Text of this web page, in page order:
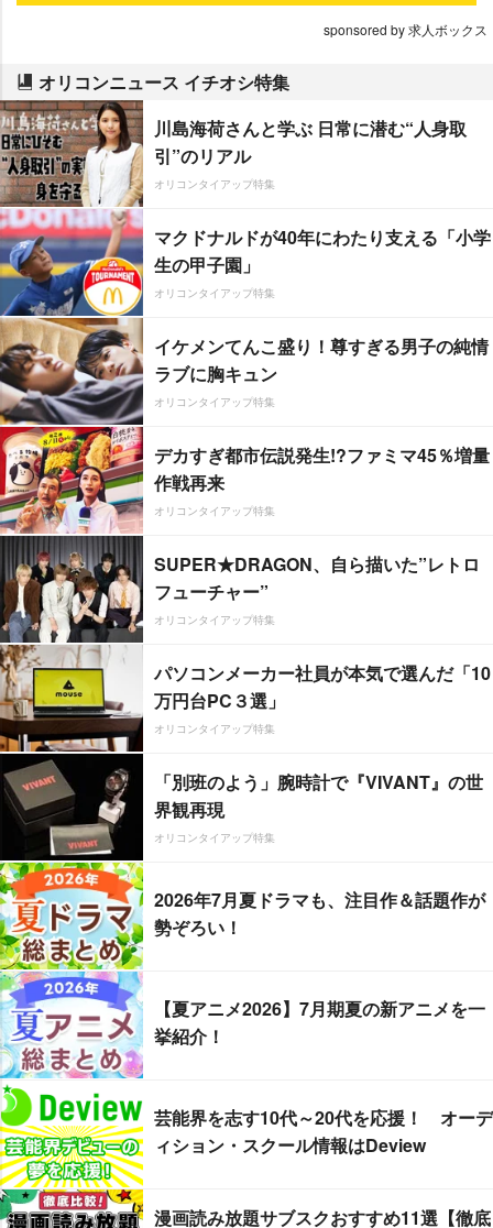
sponsored by 求人ボックス
オリコンニュース イチオシ特集
川島海荷さんと学ぶ 日常に潜む“人身取
引”のリアル
オリコンタイアップ特集
マクドナルドが40年にわたり支える「小学
生の甲子園」
オリコンタイアップ特集
イケメンてんこ盛り！尊すぎる男子の純情
ラブに胸キュン
オリコンタイアップ特集
デカすぎ都市伝説発生!?ファミマ45％増量
作戦再来
オリコンタイアップ特集
SUPER★DRAGON、自ら描いた”レトロ
フューチャー”
オリコンタイアップ特集
パソコンメーカー社員が本気で選んだ「10
万円台PC３選」
オリコンタイアップ特集
「別班のよう」腕時計で『VIVANT』の世
界観再現
オリコンタイアップ特集
2026年7月夏ドラマも、注目作＆話題作が
勢ぞろい！
【夏アニメ2026】7月期夏の新アニメを一
挙紹介！
芸能界を志す10代～20代を応援！ オーデ
ィション・スクール情報はDeview
漫画読み放題サブスクおすすめ11選【徹底